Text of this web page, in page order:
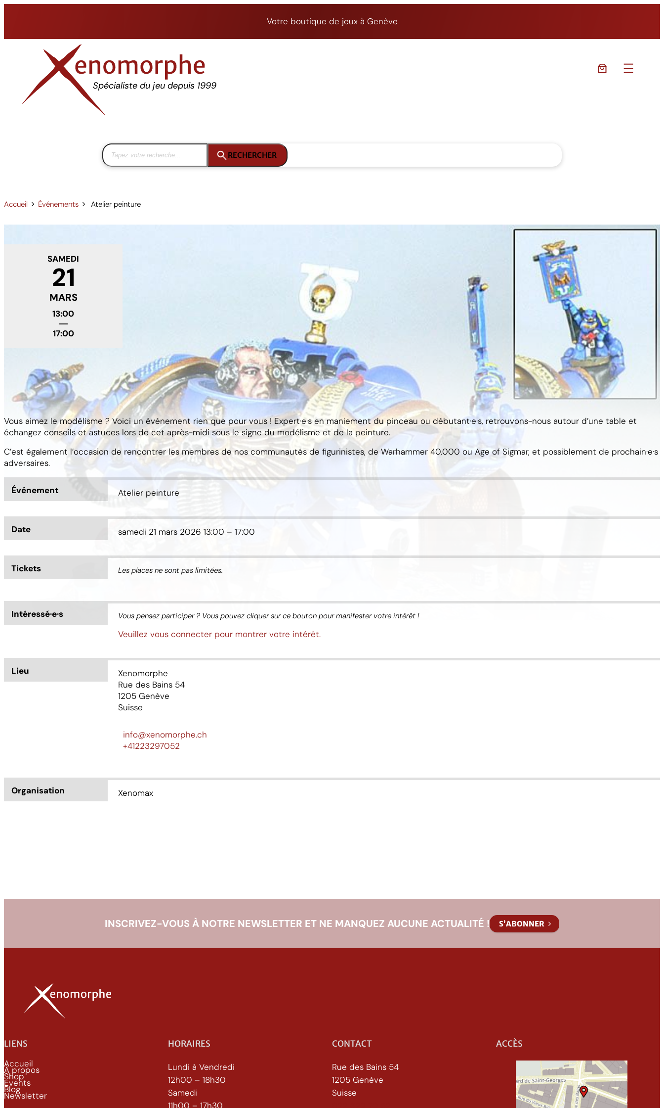
Votre boutique de jeux à Genève
Spécialiste du jeu depuis 1999
RECHERCHER
Accueil Événements Atelier peinture
SAMEDI
21
MARS
13:00
―
17:00
Atelier peinture
Vous aimez le modélisme ? Voici un événement rien que pour vous ! Expert·e·s en maniement du pinceau ou débutant·e·s, retrouvons-nous autour d’une table et
échangez conseils et astuces lors de cet après-midi sous le signe du modélisme et de la peinture.
C’est également l’occasion de rencontrer les membres de nos communautés de figurinistes, de Warhammer 40,000 ou Age of Sigmar, et possiblement de prochain·e·s
adversaires.
Événement Atelier peinture
Date samedi 21 mars 2026 13:00 – 17:00
Tickets Les places ne sont pas limitées.
Intéressé·e·s Vous pensez participer ? Vous pouvez cliquer sur ce bouton pour manifester votre intérêt !
Veuillez vous connecter pour montrer votre intérêt.
Lieu
Xenomorphe
Rue des Bains 54
1205 Genève
Suisse
info@xenomorphe.ch
+41223297052
Organisation Xenomax
INSCRIVEZ-VOUS À NOTRE NEWSLETTER ET NE MANQUEZ AUCUNE ACTUALITÉ ! S’ABONNER
LIENS
Accueil
À propos
Shop
Events
Blog
Newsletter
HORAIRES
Lundi à Vendredi
12h00 – 18h30
Samedi
11h00 – 17h30
CONTACT
Rue des Bains 54
1205 Genève
Suisse
ACCÈS